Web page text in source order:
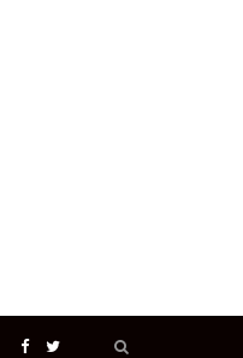
F T